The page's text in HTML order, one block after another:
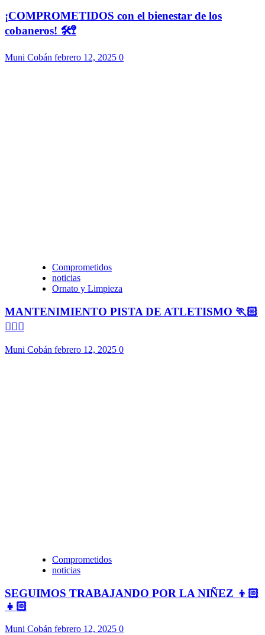
¡COMPROMETIDOS con el bienestar de los
cobaneros! 🛠️🚏
Muni Cobán febrero 12, 2025 0
Comprometidos
noticias
Ornato y Limpieza
MANTENIMIENTO PISTA DE ATLETISMO 🏃🏻
🏃🏻‍♀️
Muni Cobán febrero 12, 2025 0
Comprometidos
noticias
SEGUIMOS TRABAJANDO POR LA NIÑEZ 👦🏻
👧🏻
Muni Cobán febrero 12, 2025 0